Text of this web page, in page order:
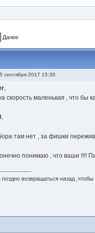
Далее
сентября 2017 15:30
,
скорость маленькая , что бы
,
там нет , за фишки
понимаю , что ваши !!!!
поздно возвращаться назад